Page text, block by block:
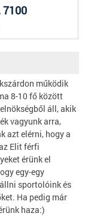
7100
működik
8-10 fő között
áll, akik
vagyunk arra,
azt elérni, hogy a
Elit férfi
érünk el
egy-egy
sportolóink és
Ha pedig már
haza:)